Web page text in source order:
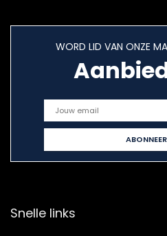
WORD LID VAN ONZE
Snelle links